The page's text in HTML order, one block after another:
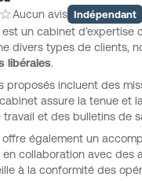
Aucun avis Indépendant
est un cabinet d’expertise
divers types de clients,
libérales.
proposés incluent des
assure la tenue et
et des bulletins de
offre également un
en collaboration avec
à la conformité des